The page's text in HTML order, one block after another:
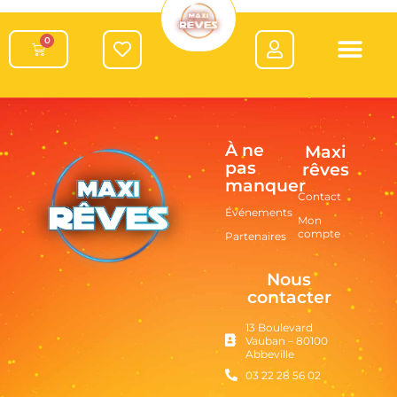
0
À ne
pas
manquer
Événements
Partenaires
Maxi
rêves
Contact
Mon
compte
Nous
contacter
13 Boulevard
Vauban – 80100
Abbeville
03 22 28 56 02